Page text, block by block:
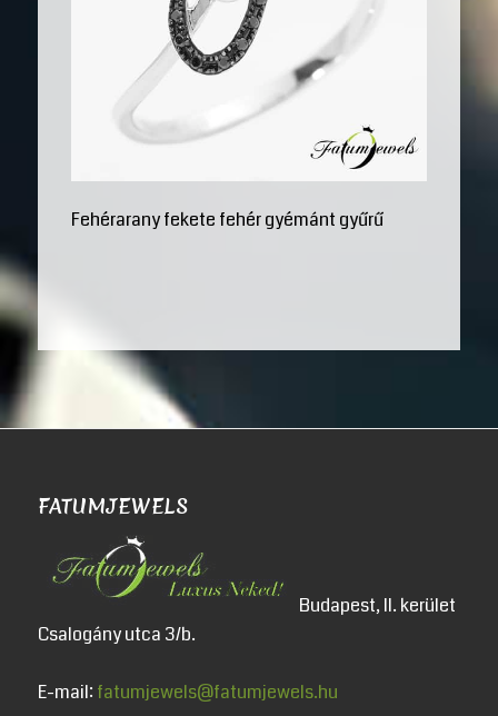
Fehérarany fekete fehér gyémánt gyűrű
FATUMJEWELS
Budapest, II. kerület
Csalogány utca 3/b.
E-mail: fatumjewels@fatumjewels.hu